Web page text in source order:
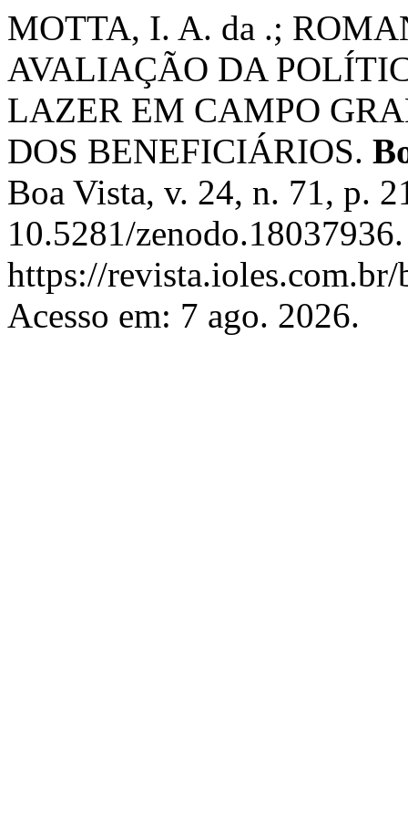
MOTTA, I. A. da .;
AVALIAÇÃO DA
LAZER EM CAMPO
DOS BENEFICIÁRIOS.
Boa Vista, v. 24, n. 71, p.
10.5281/
https://
Acesso em: 7 ago. 2026.